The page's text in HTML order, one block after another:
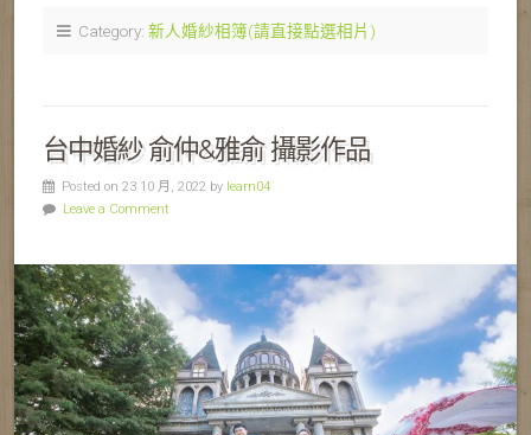
Category: 新人婚紗相簿(請直接點選相片)
台中婚紗 俞仲&雅俞 攝影作品
Posted on 23 10 月, 2022 by learn04
Leave a Comment